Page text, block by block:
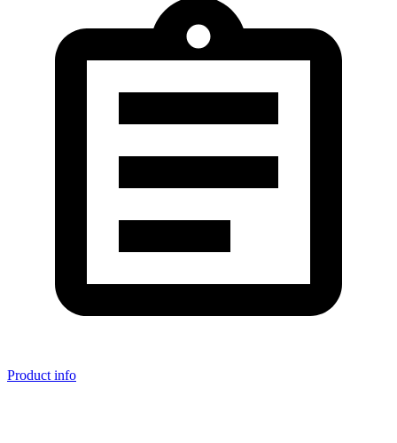
Product info